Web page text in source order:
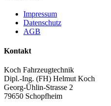
Impressum
Datenschutz
AGB
Kontakt
Koch Fahrzeugtechnik
Dipl.-Ing. (FH) Helmut Koch
Georg-Ühlin-Strasse 2
79650 Schopfheim